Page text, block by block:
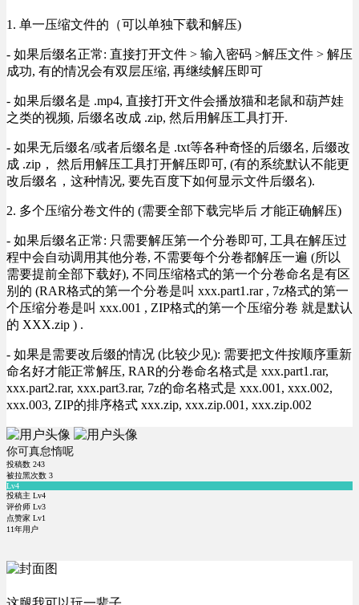
1. 单一压缩文件的（可以单独下载和解压)
- 如果后缀名正常: 直接打开文件 > 输入密码 >解压文件 > 解压
成功, 有的情况会有双层压缩, 再继续解压即可
- 如果后缀名是 .mp4, 直接打开文件会播放猫和老鼠和葫芦娃
之类的视频, 后缀名改成 .zip, 然后用解压工具打开.
- 如果无后缀名/或者后缀名是 .txt等各种奇怪的后缀名, 后缀改
成 .zip， 然后用解压工具打开解压即可, (有的系统默认不能更
改后缀名，这种情况, 要先百度下如何显示文件后缀名).
2. 多个压缩分卷文件的 (需要全部下载完毕后 才能正确解压)
- 如果后缀名正常: 只需要解压第一个分卷即可, 工具在解压过
程中会自动调用其他分卷, 不需要每个分卷都解压一遍 (所以
需要提前全部下载好), 不同压缩格式的第一个分卷命名是有区
别的 (RAR格式的第一个分卷是叫 xxx.part1.rar , 7z格式的第一
个压缩分卷是叫 xxx.001 , ZIP格式的第一个压缩分卷 就是默认
的 XXX.zip ) .
- 如果是需要改后缀的情况 (比较少见): 需要把文件按顺序重新
命名好才能正常解压, RAR的分卷命名格式是 xxx.part1.rar,
xxx.part2.rar, xxx.part3.rar, 7z的命名格式是 xxx.001, xxx.002,
xxx.003, ZIP的排序格式 xxx.zip, xxx.zip.001, xxx.zip.002
你可真怠惰呢
投稿数 243
被拉黑次数 3
Lv4
投稿主 Lv4
评价师 Lv3
点赞家 Lv1
11年用户